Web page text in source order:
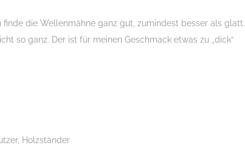
finde die Wellenmähne ganz gut, zumindest besser als glatt.
so ganz. Der ist für meinen Geschmack etwas zu „dick“
Holzständer